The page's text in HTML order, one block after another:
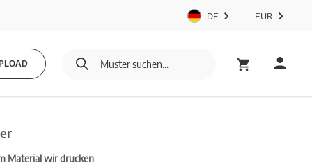
DE EUR
Material wir drucken